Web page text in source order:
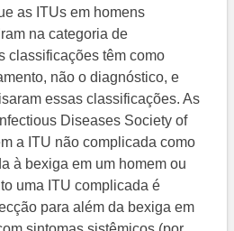
as ITUs em homens
na categoria de
classificações têm como
não o diagnóstico, e
essas classificações. As
Diseases Society of
a ITU não complicada como
à bexiga em um homem ou
uma ITU complicada é
para além da bexiga em